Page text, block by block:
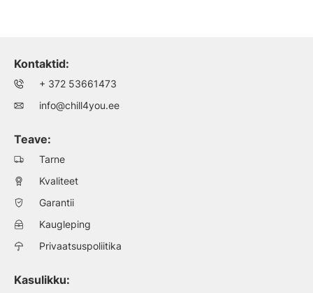
Kontaktid:
+ 372 53661473
info@chill4you.ee
Teave:
Tarne
Kvaliteet
Garantii
Kaugleping
Privaatsuspoliitika
Kasulikku: